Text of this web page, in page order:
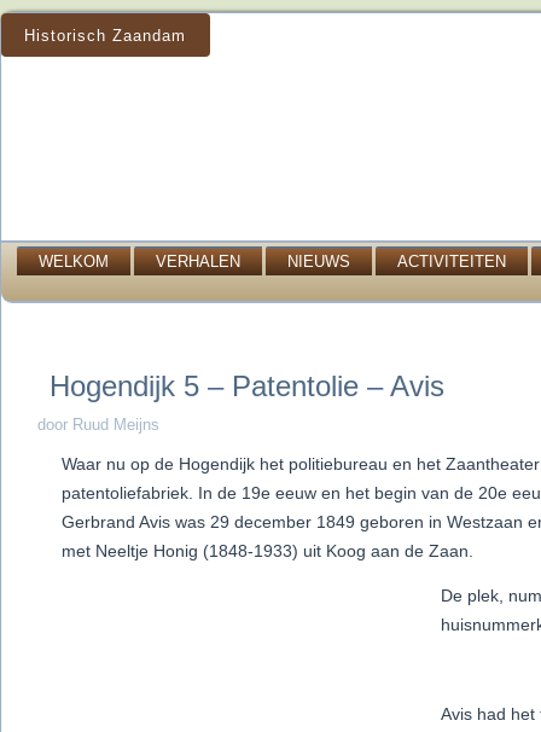
Historisch Zaandam
WELKOM VERHALEN NIEUWS ACTIVITEITEN
Hogendijk 5 – Patentolie – Avis
door Ruud Meijns
Waar nu op de Hogendijk het politiebureau en het
patentoliefabriek. In de 19e eeuw en het begin van de 20e
Gerbrand Avis was 29 december 1849 geboren in Westzaan
met Neeltje Honig (1848-1933) uit Koog aan de Zaan.
De plek,
Avis had het